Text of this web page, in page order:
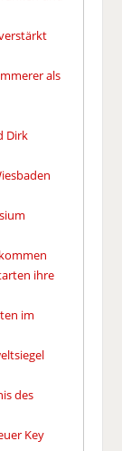
als
Dirk
ihre
im
des
Key